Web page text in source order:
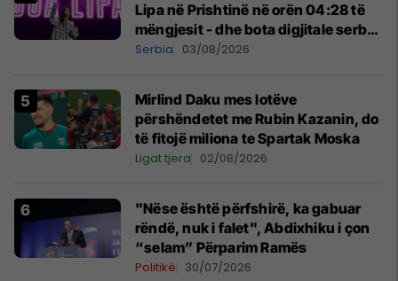
Lipa në Prishtinë në orën 04:28 të
mëngjesit - dhe bota digjitale serbe
shpall gjendjen e luftës
Serbia 03/08/2026
Mirlind Daku mes lotëve
përshëndetet me Rubin Kazanin, do
të fitojë miliona te Spartak Moska
Ligat tjera 02/08/2026
"Nëse është përfshirë, ka gabuar
rëndë, nuk i falet", Abdixhiku i çon
“selam” Përparim Ramës
Politikë 30/07/2026